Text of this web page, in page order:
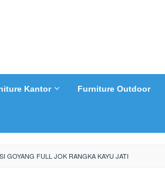
Kantor Furniture Outdoor
GOYANG FULL JOK RANGKA KAYU JATI